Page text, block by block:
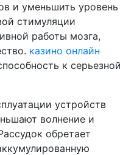
и уменьшить уровень
стимуляции
работы мозга,
казино онлайн
к
устройств
волнение и
обретает